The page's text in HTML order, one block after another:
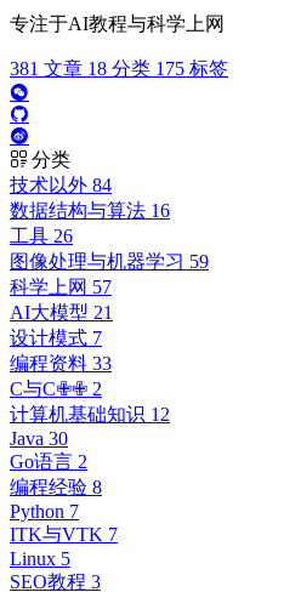
专注于AI教程与科学上网
381 文章 18 分类 175 标签
分类
技术以外 84
数据结构与算法 16
工具 26
图像处理与机器学习 59
科学上网 57
AI大模型 21
设计模式 7
编程资料 33
C与C✙✙ 2
计算机基础知识 12
Java 30
Go语言 2
编程经验 8
Python 7
ITK与VTK 7
Linux 5
SEO教程 3